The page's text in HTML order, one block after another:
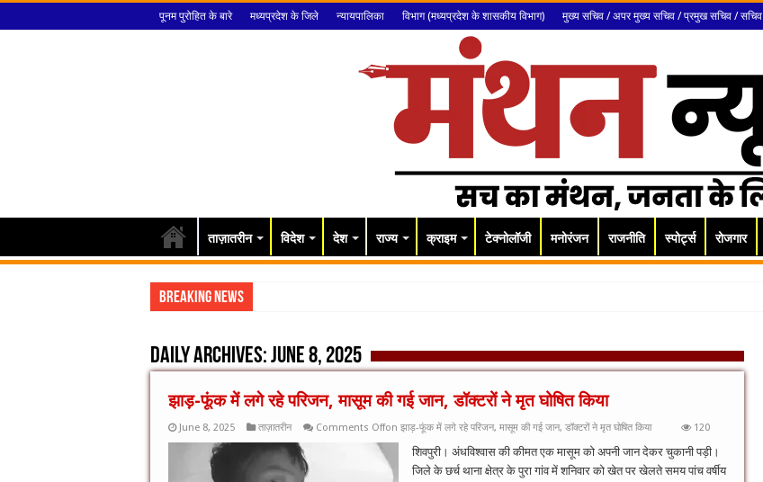
पूनम पुरोहित के बारे मध्यप्रदेश के जिले न्यायपालिका विभाग (मध्यप्रदेश के शासकीय विभाग) मुख्य सचिव / अपर मुख्य सचिव / प्रमुख सचिव / सचिव
ताज़ातरीन विदेश देश राज्य क्राइम टेक्नोलॉजी मनोरंजन राजनीति स्पोर्ट्स रोजगार
Breaking News
Daily Archives:June 8, 2025
झाड़-फूंक में लगे रहे परिजन, मासूम की गई जान, डॉक्टरों ने मृत घोषित किया
June 8, 2025 ताज़ातरीन Comments Offon झाड़-फूंक में लगे रहे परिजन, मासूम की गई जान, डॉक्टरों ने मृत घोषित किया 120
शिवपुरी। अंधविश्वास की कीमत एक मासूम को अपनी जान देकर चुकानी पड़ी।
जिले के छर्च थाना क्षेत्र के पुरा गांव में शनिवार को खेत पर खेलते समय पांच वर्षीय